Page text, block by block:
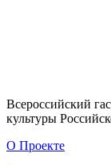
Всероссийский
культуры
О Проекте